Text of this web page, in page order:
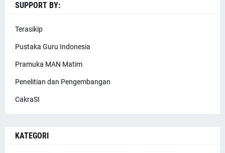
SUPPORT BY:
Terasikip
Pustaka Guru Indonesia
Pramuka MAN Matim
Penelitian dan Pengembangan
CakraSI
KATEGORI